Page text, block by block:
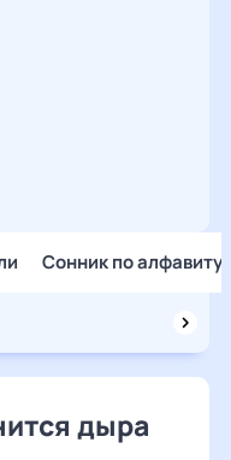
Сонник по алфавиту
дыра